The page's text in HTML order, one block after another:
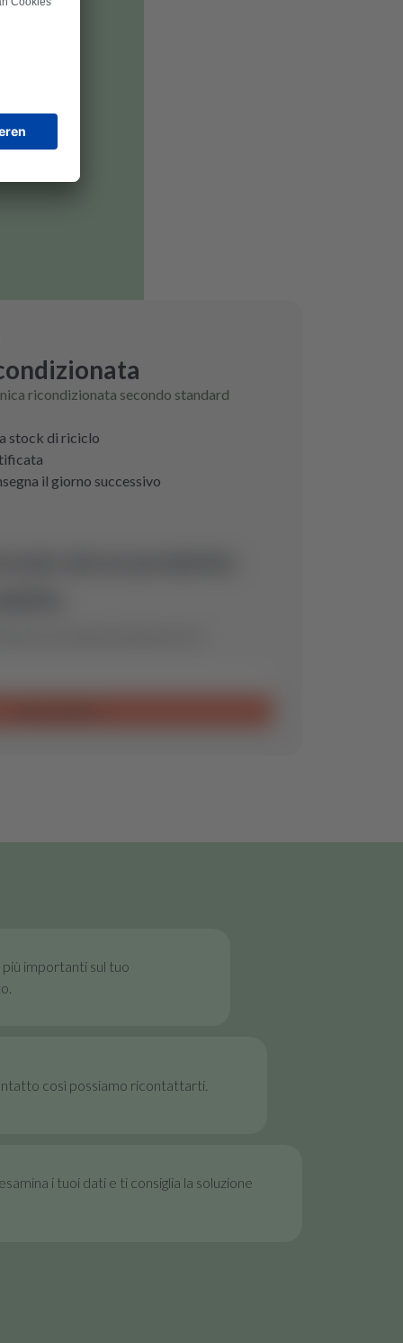
ricondizionata secondo standard
stock di riciclo
il giorno successivo
importanti sul tuo
così possiamo ricontattarti.
i tuoi dati e ti consiglia la soluzione